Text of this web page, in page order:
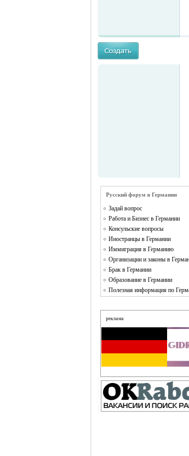
Русский форум в Германии
Задай вопрос
Работа и Бизнес в Германии
Консульские вопросы
Иностранцы в Германии
Иммиграция в Германию
Организации и законы в
Брак в Германии
Образование в Германии
Полезная информация по
реклама